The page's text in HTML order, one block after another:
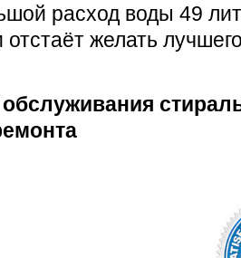
расход воды 49
отстаёт желать
обслуживания